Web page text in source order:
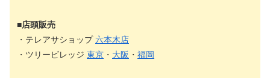
■店頭販売
・テレアサショップ六本木店
・ツリービレッジ 東京 ・ 大阪 ・ 福岡